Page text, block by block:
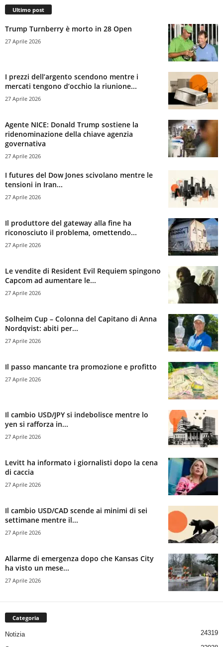
Ultimo post
Trump Turnberry è morto in 28 Open
27 Aprile 2026
I prezzi dell’argento scendono mentre i
mercati tengono d’occhio la riunione...
27 Aprile 2026
Agente NICE: Donald Trump sostiene la
ridenominazione della chiave agenzia
governativa
27 Aprile 2026
I futures del Dow Jones scivolano mentre le
tensioni in Iran...
27 Aprile 2026
Il produttore del gateway alla fine ha
riconosciuto il problema, omettendo...
27 Aprile 2026
Le vendite di Resident Evil Requiem spingono
Capcom ad aumentare le...
27 Aprile 2026
Solheim Cup – Colonna del Capitano di Anna
Nordqvist: abiti per...
27 Aprile 2026
Il passo mancante tra promozione e profitto
27 Aprile 2026
Il cambio USD/JPY si indebolisce mentre lo
yen si rafforza in...
27 Aprile 2026
Levitt ha informato i giornalisti dopo la cena
di caccia
27 Aprile 2026
Il cambio USD/CAD scende ai minimi di sei
settimane mentre il...
27 Aprile 2026
Allarme di emergenza dopo che Kansas City
ha visto un mese...
27 Aprile 2026
Categoria
Notizia 24319